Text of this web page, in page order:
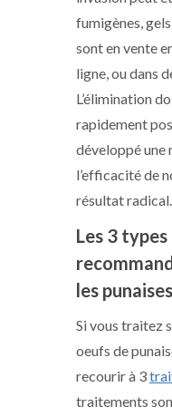
fumigènes,
sont en vente
ligne, ou dans
L’élimination
rapidement
développé une
l’efficacité de
résultat radical.
Les 3
les
Si vous traitez
oeufs de
recourir à 3
traitements